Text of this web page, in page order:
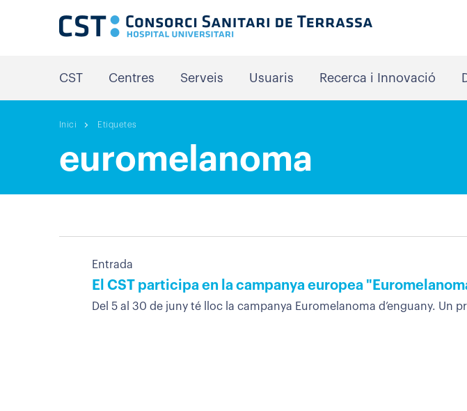
CST Centres Serveis Usuaris Recerca i Innovació
Inici Etiquetes
euromelanoma
Entrada
El CST participa en la campanya europea
Del 5 al 30 de juny té lloc la campanya Euromelanoma d’enguany.